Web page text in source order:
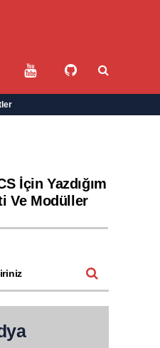
İçin Yazdığım
Ve Modüller